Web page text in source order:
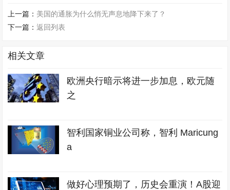
上一篇： 美国的通胀为什么悄无声息地降下来了？
下一篇：返回列表
相关文章
欧洲央行暗示将进一步加息，欧元随
之
智利国家铜业公司称，智利 Maricung
a
做好心理预期了，历史会重演！A股迎